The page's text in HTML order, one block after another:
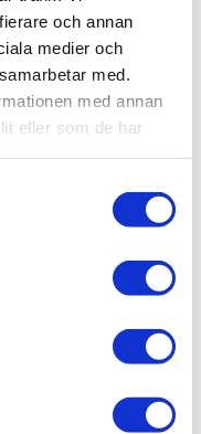
och annan
medier och
med.
med annan
eller som de har